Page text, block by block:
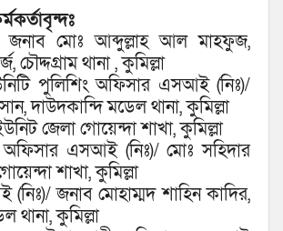
জনাব মোঃ আব্দুল্লাহ আল মাহফুজ,
চৌদ্দগ্রাম থানা , কুমিল্লা
পুলিশিং অফিসার এসআই (নিঃ)/
দাউদকান্দি মডেল থানা, কুমিল্লা
জেলা গোয়েন্দা শাখা, কুমিল্লা
অফিসার এসআই (নিঃ)/ মোঃ সহিদার
শাখা, কুমিল্লা
(নিঃ)/ জনাব মোহাম্মদ শাহিন কাদির,
থানা, কুমিল্লা